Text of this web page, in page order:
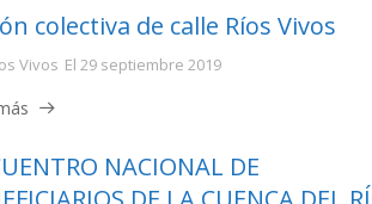
colectiva de calle Ríos Vivos
Vivos El 29 septiembre 2019
NACIONAL DE